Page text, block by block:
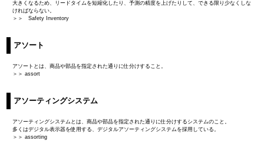
大きくなるため、リードタイムを短縮化したり、予測の精度を上げたりして、できる限り少なくしな
ければならない。
＞＞ Safety Inventory
アソート
アソートとは、商品や部品を指定された通りに仕分けすること。
＞＞ assort
アソーティングシステム
アソーティングシステムとは、商品や部品を指定された通りに仕分けするシステムのこと。
多くはデジタル表示器を使用する、デジタルアソーティングシステムを採用している。
＞＞ assorting